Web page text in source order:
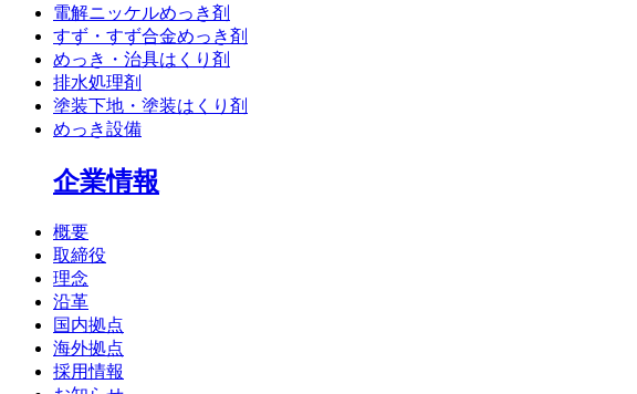
電解ニッケルめっき剤
すず・すず合金めっき剤
めっき・治具はくり剤
排水処理剤
塗装下地・塗装はくり剤
めっき設備
企業情報
概要
取締役
理念
沿革
国内拠点
海外拠点
採用情報